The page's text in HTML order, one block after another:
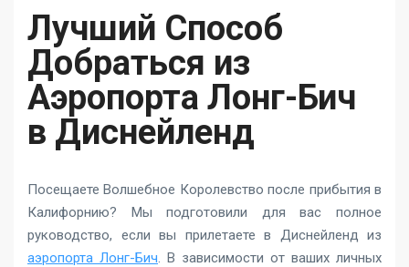
Лучший Способ
Добраться из
Аэропорта Лонг-Бич
в Диснейленд
Посещаете Волшебное Королевство после прибытия в
Калифорнию? Мы подготовили для вас полное
руководство, если вы прилетаете в Диснейленд из
аэропорта Лонг-Бич. В зависимости от ваших личных